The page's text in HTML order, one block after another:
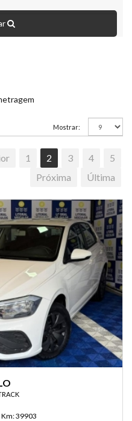
Mostrar:
1 2 3 4
5
Próxima
Última
Km:39903